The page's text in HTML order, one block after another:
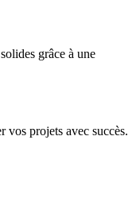
grâce à une
vos projets avec succès.